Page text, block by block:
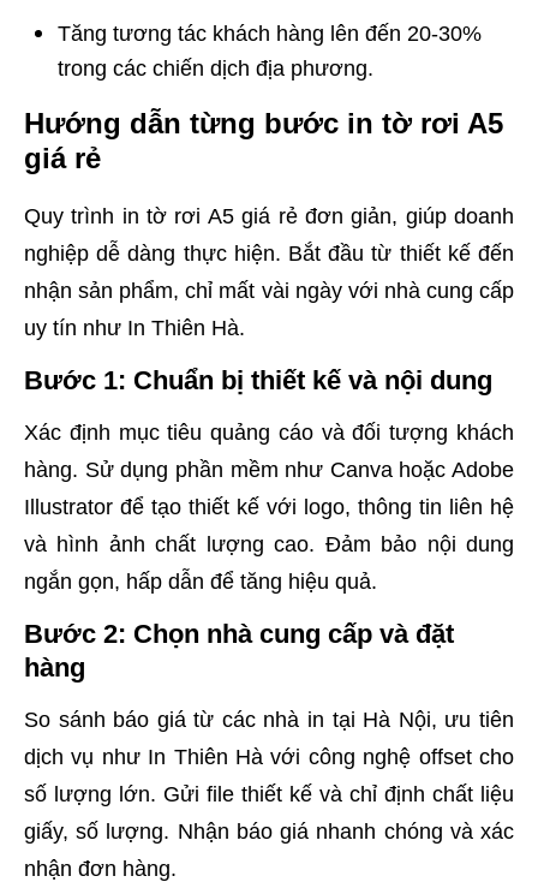
Tăng tương tác khách hàng lên đến 20-30%
trong các chiến dịch địa phương.
Hướng dẫn từng bước in tờ rơi A5
giá rẻ
Quy trình in tờ rơi A5 giá rẻ đơn giản, giúp doanh
nghiệp dễ dàng thực hiện. Bắt đầu từ thiết kế đến
nhận sản phẩm, chỉ mất vài ngày với nhà cung cấp
uy tín như In Thiên Hà.
Bước 1: Chuẩn bị thiết kế và nội dung
Xác định mục tiêu quảng cáo và đối tượng khách
hàng. Sử dụng phần mềm như Canva hoặc Adobe
Illustrator để tạo thiết kế với logo, thông tin liên hệ
và hình ảnh chất lượng cao. Đảm bảo nội dung
ngắn gọn, hấp dẫn để tăng hiệu quả.
Bước 2: Chọn nhà cung cấp và đặt
hàng
So sánh báo giá từ các nhà in tại Hà Nội, ưu tiên
dịch vụ như In Thiên Hà với công nghệ offset cho
số lượng lớn. Gửi file thiết kế và chỉ định chất liệu
giấy, số lượng. Nhận báo giá nhanh chóng và xác
nhận đơn hàng.